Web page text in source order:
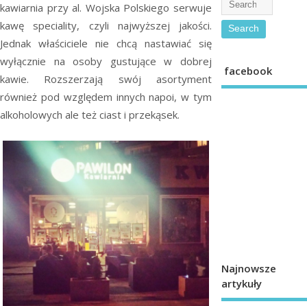
kawiarnia przy al. Wojska Polskiego serwuje
kawę speciality, czyli najwyższej jakości.
Jednak właściciele nie chcą nastawiać się
wyłącznie na osoby gustujące w dobrej
kawie. Rozszerzają swój asortyment
również pod względem innych napoi, w tym
alkoholowych ale też ciast i przekąsek.
facebook
Najnowsze
artykuły